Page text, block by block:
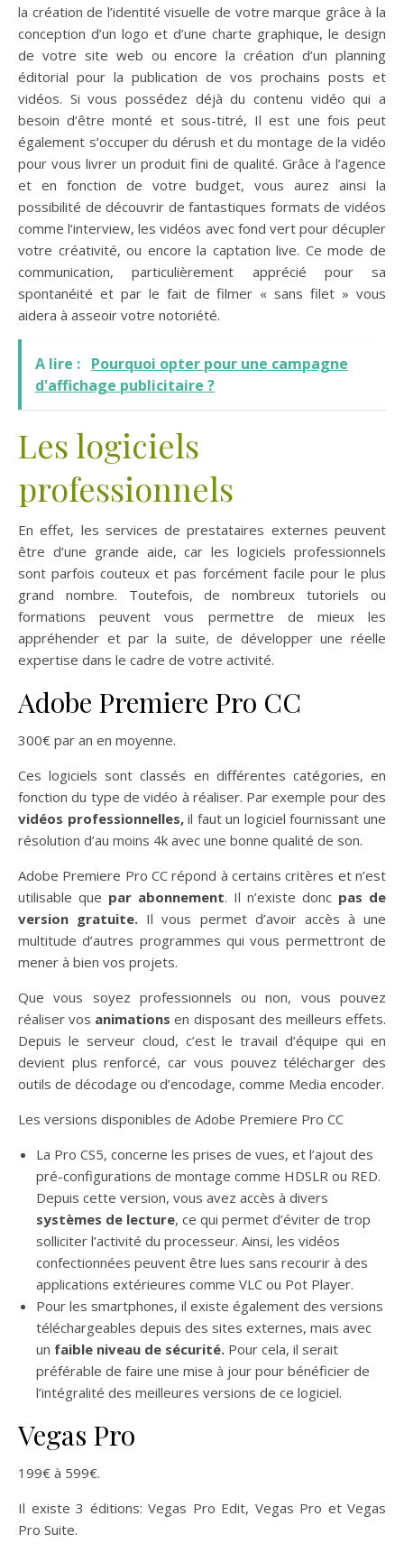
la création de l’identité visuelle de votre marque grâce à la
conception d’un logo et d’une charte graphique, le design
de votre site web ou encore la création d’un planning
éditorial pour la publication de vos prochains posts et
vidéos. Si vous possédez déjà du contenu vidéo qui a
besoin d’être monté et sous-titré, Il est une fois peut
également s’occuper du dérush et du montage de la vidéo
pour vous livrer un produit fini de qualité. Grâce à l’agence
et en fonction de votre budget, vous aurez ainsi la
possibilité de découvrir de fantastiques formats de vidéos
comme l’interview, les vidéos avec fond vert pour décupler
votre créativité, ou encore la captation live. Ce mode de
communication, particulièrement apprécié pour sa
spontanéité et par le fait de filmer « sans filet » vous
aidera à asseoir votre notoriété.
A lire : Pourquoi opter pour une campagne
d'affichage publicitaire ?
Les logiciels
professionnels
En effet, les services de prestataires externes peuvent
être d’une grande aide, car les logiciels professionnels
sont parfois couteux et pas forcément facile pour le plus
grand nombre. Toutefois, de nombreux tutoriels ou
formations peuvent vous permettre de mieux les
appréhender et par la suite, de développer une réelle
expertise dans le cadre de votre activité.
Adobe Premiere Pro CC
300€ par an en moyenne.
Ces logiciels sont classés en différentes catégories, en
fonction du type de vidéo à réaliser. Par exemple pour des
vidéos professionnelles,il faut un logiciel fournissant une
résolution d’au moins 4k avec une bonne qualité de son.
Adobe Premiere Pro CC répond à certains critères et n’est
utilisable que par abonnement. Il n’existe donc pas de
version gratuite. Il vous permet d’avoir accès à une
multitude d’autres programmes qui vous permettront de
mener à bien vos projets.
Que vous soyez professionnels ou non, vous pouvez
réaliser vos animations en disposant des meilleurs effets.
Depuis le serveur cloud, c’est le travail d’équipe qui en
devient plus renforcé, car vous pouvez télécharger des
outils de décodage ou d’encodage, comme Media encoder.
Les versions disponibles de Adobe Premiere Pro CC
La Pro CS5, concerne les prises de vues, et l’ajout des
pré-configurations de montage comme HDSLR ou RED.
Depuis cette version, vous avez accès à divers
systèmes de lecture, ce qui permet d’éviter de trop
solliciter l’activité du processeur. Ainsi, les vidéos
confectionnées peuvent être lues sans recourir à des
applications extérieures comme VLC ou Pot Player.
Pour les smartphones, il existe également des versions
téléchargeables depuis des sites externes, mais avec
un faible niveau de sécurité. Pour cela, il serait
préférable de faire une mise à jour pour bénéficier de
l’intégralité des meilleures versions de ce logiciel.
Vegas Pro
199€ à 599€.
Il existe 3 éditions: Vegas Pro Edit, Vegas Pro et Vegas
Pro Suite.